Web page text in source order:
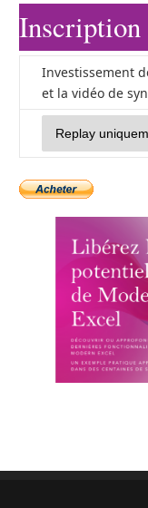
Inscription
Investissement
et la vidéo de